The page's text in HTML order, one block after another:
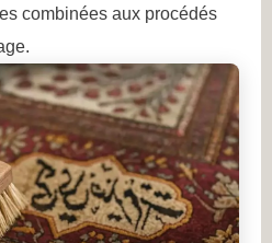
combinées aux procédés